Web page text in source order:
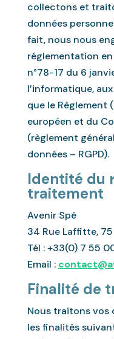
collectons et
données
fait, nous nous
réglementation
n°78-17 du 6
l’informatique,
que le Règlement
européen et du
(règlement
données – RGPD).
Identité du
traitement
Avenir Spé
34 Rue Laffitte, 75
Tél : +33(0) 7 55
Email :
Finalité de
Nous traitons vos
les finalités